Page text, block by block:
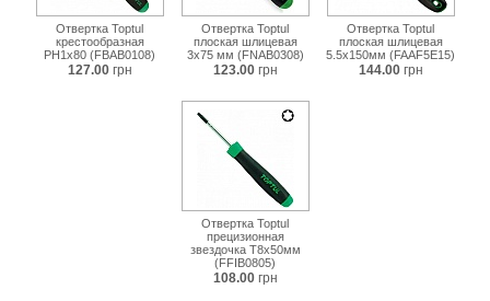
Отвертка Toptul
крестообразная
PH1x80 (FBAB0108)
127.00 грн
Отвертка Toptul
плоская шлицевая
3x75 мм (FNAB0308)
123.00 грн
Отвертка Toptul
плоская шлицевая
5.5x150мм (FAAF5E15)
144.00 грн
Отвертка Toptul
прецизионная
звездочка T8x50мм
(FFIB0805)
108.00 грн